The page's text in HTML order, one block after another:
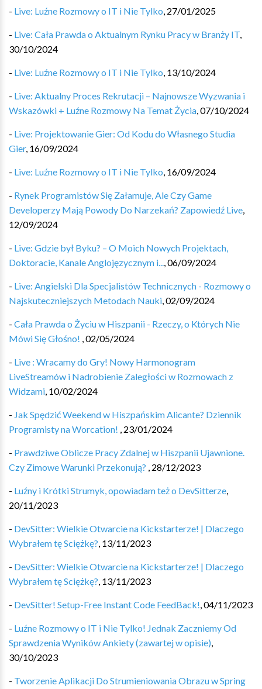
- Live: Luźne Rozmowy o IT i Nie Tylko, 27/01/2025
- Live: Cała Prawda o Aktualnym Rynku Pracy w Branży IT,
30/10/2024
- Live: Luźne Rozmowy o IT i Nie Tylko, 13/10/2024
- Live: Aktualny Proces Rekrutacji – Najnowsze Wyzwania i
Wskazówki + Luźne Rozmowy Na Temat Życia,07/10/2024
- Live: Projektowanie Gier: Od Kodu do Własnego Studia
Gier, 16/09/2024
- Live: Luźne Rozmowy o IT i Nie Tylko, 16/09/2024
- Rynek Programistów Się Załamuje, Ale Czy Game
Developerzy Mają Powody Do Narzekań? Zapowiedź Live,
12/09/2024
- Live: Gdzie był Byku? – O Moich Nowych Projektach,
Doktoracie, Kanale Anglojęzycznym i...,06/09/2024
- Live: Angielski Dla Specjalistów Technicznych - Rozmowy o
Najskuteczniejszych Metodach Nauki,02/09/2024
- Cała Prawda o Życiu w Hiszpanii - Rzeczy, o Których Nie
Mówi Się Głośno! ,02/05/2024
- Live : Wracamy do Gry! Nowy Harmonogram
LiveStreamów i Nadrobienie Zaległości w Rozmowach z
Widzami, 10/02/2024
- Jak Spędzić Weekend w Hiszpańskim Alicante? Dziennik
Programisty na Worcation! , 23/01/2024
- Prawdziwe Oblicze Pracy Zdalnej w Hiszpanii Ujawnione.
Czy Zimowe Warunki Przekonują? , 28/12/2023
- Luźny i Krótki Strumyk, opowiadam też o DevSitterze,
20/11/2023
- DevSitter: Wielkie Otwarcie na Kickstarterze! | Dlaczego
Wybrałem tę Sciężkę?, 13/11/2023
- DevSitter: Wielkie Otwarcie na Kickstarterze! | Dlaczego
Wybrałem tę Sciężkę?, 13/11/2023
- DevSitter! Setup-Free Instant Code FeedBack!,04/11/2023
- Luźne Rozmowy o IT i Nie Tylko! Jednak Zaczniemy Od
Sprawdzenia Wyników Ankiety (zawartej w opisie),
30/10/2023
- Tworzenie Aplikacji Do Strumieniowania Obrazu w Spring